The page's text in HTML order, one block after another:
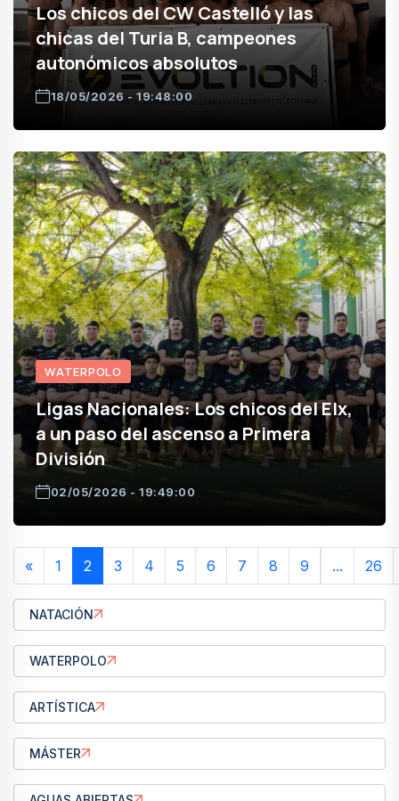
Los chicos del CW Castelló y las
chicas del Turia B, campeones
autonómicos absolutos
18/05/2026 - 19:48:00
WATERPOLO
Ligas Nacionales: Los chicos del Elx,
a un paso del ascenso a Primera
División
02/05/2026 - 19:49:00
« 1 2 3 4 5 6 7 8 9 ... 26
NATACIÓN
WATERPOLO
ARTÍSTICA
MÁSTER